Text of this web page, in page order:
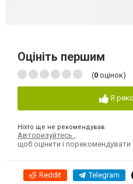
Оцініть першим
(0 оцінок)
Я
Ніхто ще не рекомендував
Авторизуйтесь
щоб оцінити і порекомендувати
Reddit Telegram